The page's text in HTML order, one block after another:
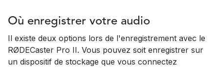
Où enregistrer votre audio
Il existe deux options lors de l'enregistrement avec le
RØDECaster Pro II. Vous pouvez soit enregistrer sur
un dispositif de stockage que vous connectez